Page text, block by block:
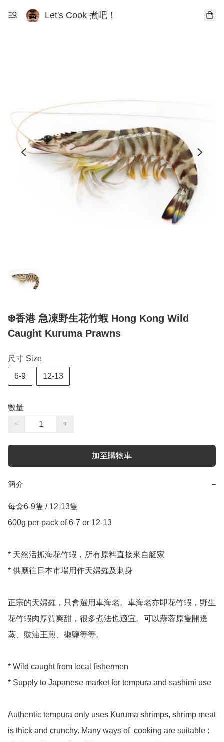
Let's Cook 煮吧！
❄️香港 急凍野生花竹蝦 Hong Kong Wild
Caught Kuruma Prawns
尺寸 Size
6-9 12-13
數量
−
+
加至購物車
簡介 −
每盒6-9隻 / 12-13隻
600g per pack of 6-7 or 12-13
* 天然活抓海花竹蝦，所有原料直接來自艇家
* 供應往日本市場用作天婦羅及刺身
正宗的天婦羅，只會選用車海老。車海老亦即花竹蝦，野生
花竹蝦肉厚質爽甜，很多煮法也適宜。可以蒜蓉原隻開邊
蒸、豉油王煎、椒鹽等等。
* Wild caught from local fishermen
* Supply to Japanese market for tempura and sashimi use
Authentic tempura only uses Kuruma shrimps, shrimp meat
is thick and crunchy. Many ways of  cooking are suitable :